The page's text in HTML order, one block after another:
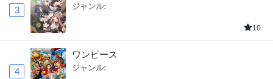
3
名もなき村を最強の城塞都市に〜
ジャンル:
10
4
ワンピース
ジャンル: